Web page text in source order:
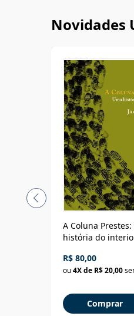
Novidades
A Coluna Prestes:
história do
R$ 80,00
ou4X de R$ 20,00
Comprar